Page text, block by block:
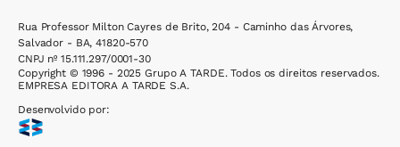
Rua Professor Milton Cayres de Brito, 204 - Caminho das Árvores,
Salvador - BA, 41820-570
CNPJ nº 15.111.297/0001-30
Copyright © 1996 - 2025 Grupo A TARDE. Todos os direitos reservados.
EMPRESA EDITORA A TARDE S.A.
Desenvolvido por: